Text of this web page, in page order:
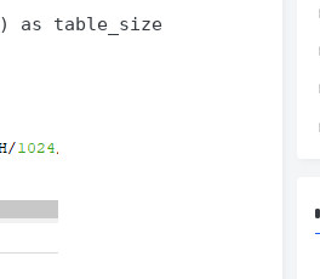
as table_size